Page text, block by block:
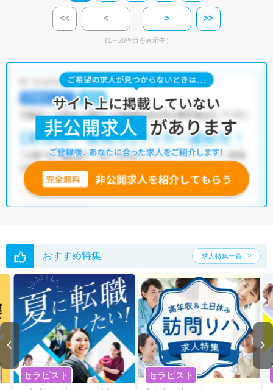
<< < > >>
（1～20件目を表示中）
おすすめ特集 求人特集一覧
セラピスト セラピスト